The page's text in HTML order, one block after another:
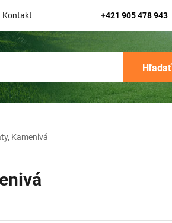
Kontakt +421 905 478 943
Hľadať
Kamenivá